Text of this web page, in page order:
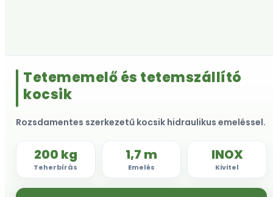
Tetememelő és tetemszállító
kocsik
Rozsdamentes szerkezetű kocsik hidraulikus emeléssel.
200 kg
Teherbírás
1,7 m
Emelés
INOX
Kivitel